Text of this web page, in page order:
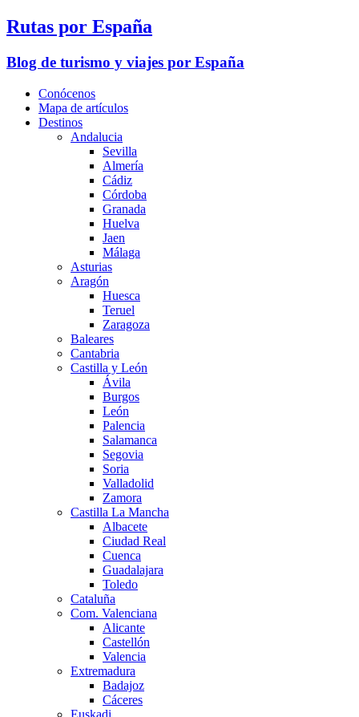
Rutas por España
Blog de turismo y viajes por España
Conócenos
Mapa de artículos
Destinos
Andalucia
Sevilla
Almería
Cádiz
Córdoba
Granada
Huelva
Jaen
Málaga
Asturias
Aragón
Huesca
Teruel
Zaragoza
Baleares
Cantabria
Castilla y León
Ávila
Burgos
León
Palencia
Salamanca
Segovia
Soria
Valladolid
Zamora
Castilla La Mancha
Albacete
Ciudad Real
Cuenca
Guadalajara
Toledo
Cataluña
Com. Valenciana
Alicante
Castellón
Valencia
Extremadura
Badajoz
Cáceres
Euskadi